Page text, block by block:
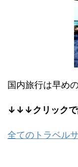
国内旅行は早め
↓↓↓クリック
全てのトラベル